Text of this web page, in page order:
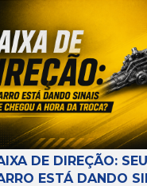
Clique aqui e leia
mesmo!
DE DIREÇÃO: SEU
ESTÁ DANDO